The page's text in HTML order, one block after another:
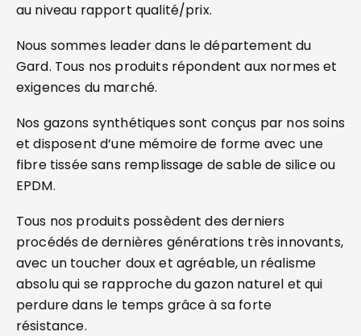
au niveau rapport qualité/prix.
Nous sommes leader dans le département du
Gard. Tous nos produits répondent aux normes et
exigences du marché.
Nos gazons synthétiques sont conçus par nos soins
et disposent d’une mémoire de forme avec une
fibre tissée sans remplissage de sable de silice ou
EPDM.
Tous nos produits possèdent des derniers
procédés de dernières générations très innovants,
avec un toucher doux et agréable, un réalisme
absolu qui se rapproche du gazon naturel et qui
perdure dans le temps grâce à sa forte
résistance.